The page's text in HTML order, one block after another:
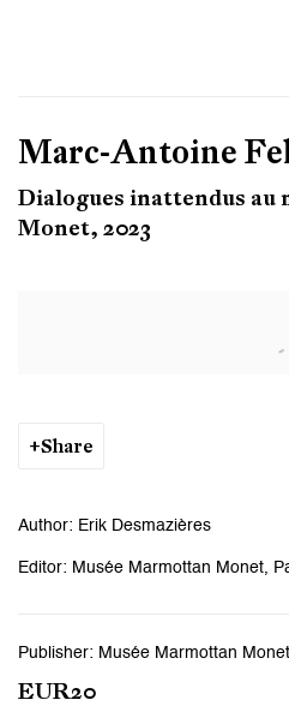
Marc-Antoine
Dialogues inattendus au
Monet, 2023
Share
Author: Erik Desmazières
Editor: Musée Marmottan Monet,
Publisher: Musée Marmottan
EUR20